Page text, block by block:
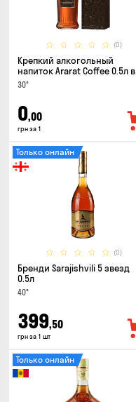
(0)
Крепкий алкогольный
напиток Ararat Coffee 0.5л в
коробке
30°
0,00
грн за 1
(0)
Только онлайн
Бренди Sarajishvili 5 звезд
0.5л
40°
399,50
грн за 1 шт
Только онлайн